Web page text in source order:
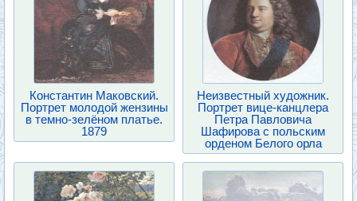
Константин Маковский.
Портрет молодой жензины
в темно-зелёном платье.
1879
Неизвестный художник.
Портрет вице-канцлера
Петра Павловича
Шафирова с польским
орденом Белого орла